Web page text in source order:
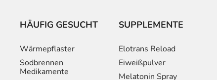
HÄUFIG GESUCHT
Wärmepflaster
Sodbrennen
Medikamente
SUPPLEMENTE
Elotrans Reload
Eiweißpulver
Melatonin Spray